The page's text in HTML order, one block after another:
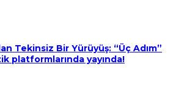
Tekinsiz Bir Yürüyüş: “Üç Adım”
platformlarında yayında!